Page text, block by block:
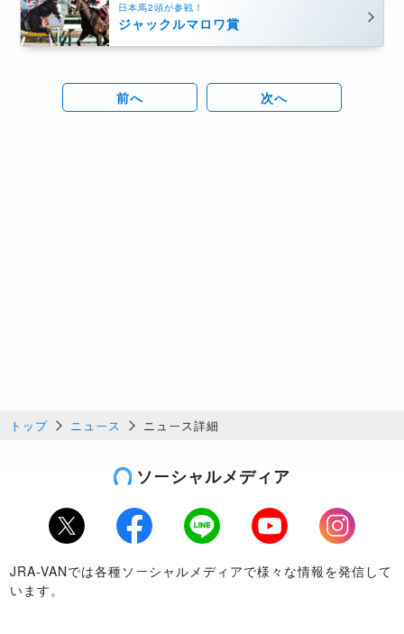
日本馬2頭が参戦！
ジャックルマロワ賞
前へ 次へ
トップ ニュース ニュース詳細
ソーシャルメディア
Twitter Facebook LINE Youtube
Instagram
JRA-VANでは各種ソーシャルメディアで様々な情報を発信して
います。